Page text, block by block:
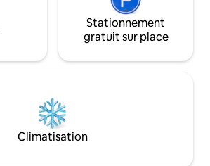
Stationnement
gratuit sur place
Climatisation